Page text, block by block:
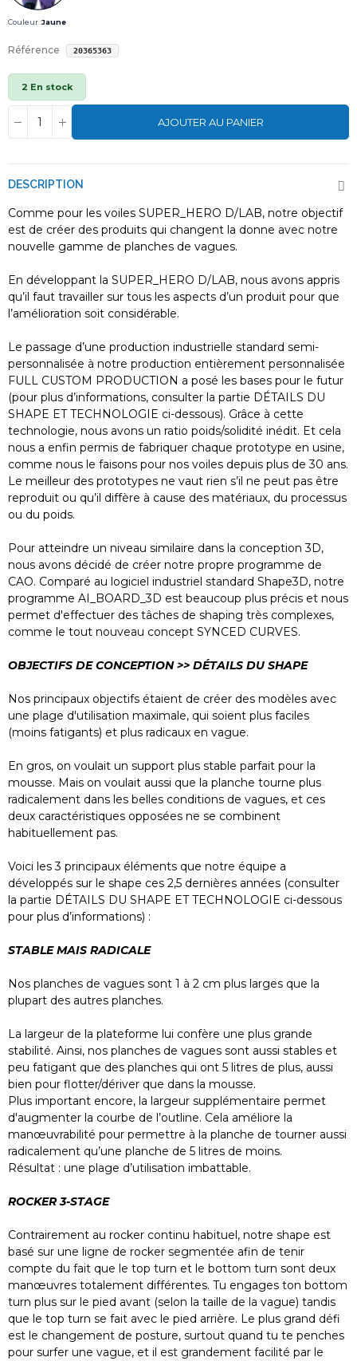
Couleur :Jaune
Référence 20365363
2 En stock
AJOUTER AU PANIER
DESCRIPTION
Comme pour les voiles SUPER_HERO D/LAB, notre objectif
est de créer des produits qui changent la donne avec notre
nouvelle gamme de planches de vagues.
En développant la SUPER_HERO D/LAB, nous avons appris
qu’il faut travailler sur tous les aspects d’un produit pour que
l’amélioration soit considérable.
Le passage d’une production industrielle standard semi-
personnalisée à notre production entièrement personnalisée
FULL CUSTOM PRODUCTION a posé les bases pour le futur
(pour plus d’informations, consulter la partie DÉTAILS DU
SHAPE ET TECHNOLOGIE ci-dessous). Grâce à cette
technologie, nous avons un ratio poids/solidité inédit. Et cela
nous a enfin permis de fabriquer chaque prototype en usine,
comme nous le faisons pour nos voiles depuis plus de 30 ans.
Le meilleur des prototypes ne vaut rien s’il ne peut pas être
reproduit ou qu’il diffère à cause des matériaux, du processus
ou du poids.
Pour atteindre un niveau similaire dans la conception 3D,
nous avons décidé de créer notre propre programme de
CAO. Comparé au logiciel industriel standard Shape3D, notre
programme AI_BOARD_3D est beaucoup plus précis et nous
permet d'effectuer des tâches de shaping très complexes,
comme le tout nouveau concept SYNCED CURVES.
OBJECTIFS DE CONCEPTION >> DÉTAILS DU SHAPE
Nos principaux objectifs étaient de créer des modèles avec
une plage d'utilisation maximale, qui soient plus faciles
(moins fatigants) et plus radicaux en vague.
En gros, on voulait un support plus stable parfait pour la
mousse. Mais on voulait aussi que la planche tourne plus
radicalement dans les belles conditions de vagues, et ces
deux caractéristiques opposées ne se combinent
habituellement pas.
Voici les 3 principaux éléments que notre équipe a
développés sur le shape ces 2,5 dernières années (consulter
la partie DÉTAILS DU SHAPE ET TECHNOLOGIE ci-dessous
pour plus d’informations) :
STABLE MAIS RADICALE
Nos planches de vagues sont 1 à 2 cm plus larges que la
plupart des autres planches.
La largeur de la plateforme lui confère une plus grande
stabilité. Ainsi, nos planches de vagues sont aussi stables et
peu fatigant que des planches qui ont 5 litres de plus, aussi
bien pour flotter/dériver que dans la mousse.
Plus important encore, la largeur supplémentaire permet
d'augmenter la courbe de l’outline. Cela améliore la
manœuvrabilité pour permettre à la planche de tourner aussi
radicalement qu’une planche de 5 litres de moins.
Résultat : une plage d’utilisation imbattable.
ROCKER 3-STAGE
Contrairement au rocker continu habituel, notre shape est
basé sur une ligne de rocker segmentée afin de tenir
compte du fait que le top turn et le bottom turn sont deux
manœuvres totalement différentes. Tu engages ton bottom
turn plus sur le pied avant (selon la taille de la vague) tandis
que le top turn se fait avec le pied arrière. Le plus grand défi
est le changement de posture, surtout quand tu te penches
pour surfer une vague, et il est grandement facilité par le